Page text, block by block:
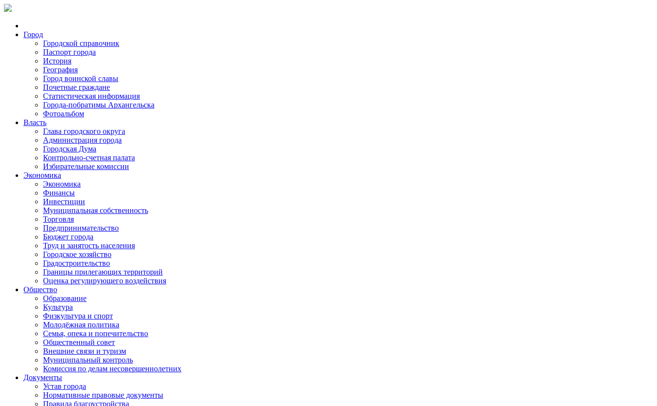
Город
Городской справочник
Паспорт города
История
География
Город воинской славы
Почетные граждане
Статистическая информация
Города-побратимы Архангельска
Фотоальбом
Власть
Глава городского округа
Администрация города
Городская Дума
Контрольно-счетная палата
Избирательные комиссии
Экономика
Экономика
Финансы
Инвестиции
Муниципальная собственность
Торговля
Предпринимательство
Бюджет города
Труд и занятость населения
Городское хозяйство
Градостроительство
Границы прилегающих территорий
Оценка регулирующего воздействия
Общество
Образование
Культура
Физкультура и спорт
Молодёжная политика
Семья, опека и попечительство
Общественный совет
Внешние связи и туризм
Муниципальный контроль
Комиссия по делам несовершеннолетних
Документы
Устав города
Нормативные правовые документы
Правила благоустройства